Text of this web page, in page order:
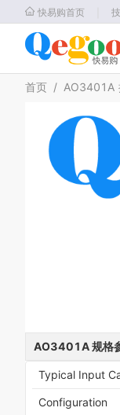
快易购首页
首页 / AO3401A
AO3401A规格
Typical Input
Configuration